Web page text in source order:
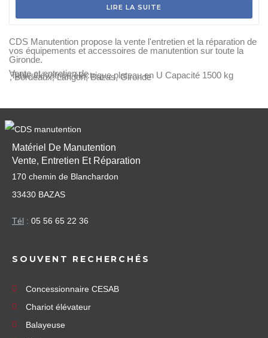
LIRE LA SUITE
CDS Manutention propose la vente l'entretien et la réparation de
vos équipements et accessoires de manutention sur toute la
Gironde.
Vente et entretien de
Table élévatrice électrique plateau en U Capacité 1500 kg
, Bordeaux, Langon, Bazas, Gironde
Matériel De Manutention
Vente, Entretien Et Réparation
170 chemin de Blanchardon
33430 BAZAS
Tél : 05 56 65 22 36
SOUVENT RECHERCHÉS
Concessionnaire CESAB
Chariot élévateur
Balayeuse